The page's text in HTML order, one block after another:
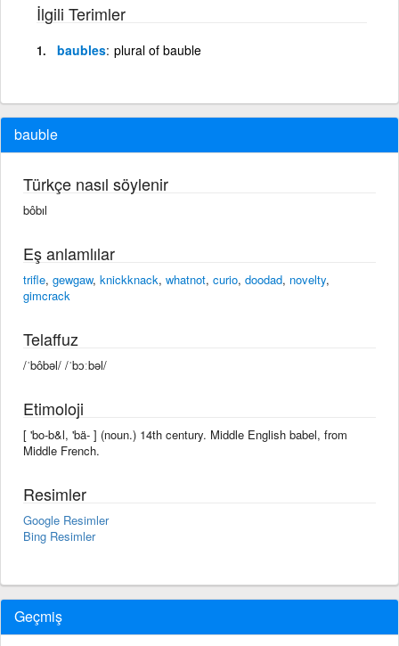
İlgili Terimler
baubles plural of bauble
bauble
Türkçe nasıl söylenir
bôbıl
Eş anlamlılar
trifle, gewgaw, knickknack, whatnot, curio, doodad, novelty,
gimcrack
Telaffuz
/ˈbôbəl/ /ˈbɔːbəl/
Etimoloji
[ 'bo-b&l, 'bä- ] (noun.) 14th century. Middle English babel, from
Middle French.
Resimler
Google Resimler
Bing Resimler
Geçmiş